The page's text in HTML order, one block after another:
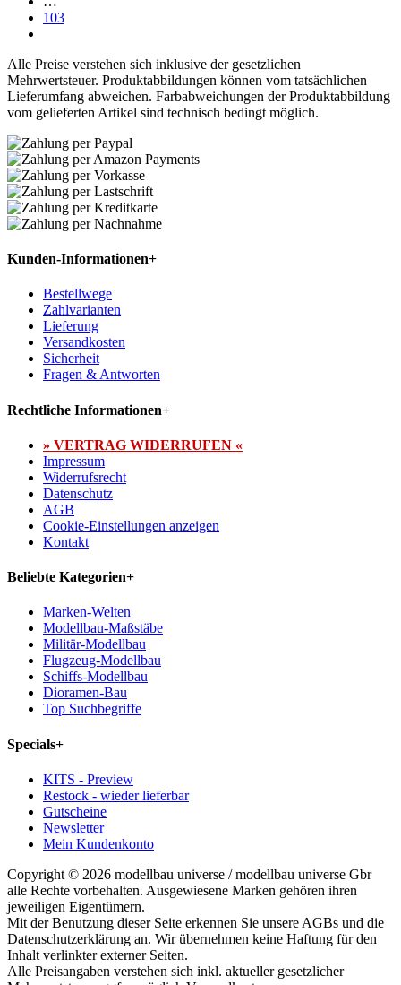
103
Alle Preise verstehen sich inklusive der gesetzlichen
Mehrwertsteuer. Produktabbildungen können vom tatsächlichen
Lieferumfang abweichen. Farbabweichungen der Produktabbildung
vom gelieferten Artikel sind technisch bedingt möglich.
Kunden-Informationen+
Bestellwege
Zahlvarianten
Lieferung
Versandkosten
Sicherheit
Fragen & Antworten
Rechtliche Informationen+
» VERTRAG WIDERRUFEN «
Impressum
Widerrufsrecht
Datenschutz
AGB
Cookie-Einstellungen anzeigen
Kontakt
Beliebte Kategorien+
Marken-Welten
Modellbau-Maßstäbe
Militär-Modellbau
Flugzeug-Modellbau
Schiffs-Modellbau
Dioramen-Bau
Top Suchbegriffe
Specials+
KITS - Preview
Restock - wieder lieferbar
Gutscheine
Newsletter
Mein Kundenkonto
Copyright © 2026 modellbau universe / modellbau universe Gbr
alle Rechte vorbehalten. Ausgewiesene Marken gehören ihren
jeweiligen Eigentümern.
Mit der Benutzung dieser Seite erkennen Sie unsere AGBs und die
Datenschutzerklärung an. Wir übernehmen keine Haftung für den
Inhalt verlinkter externer Seiten.
Alle Preisangaben verstehen sich inkl. aktueller gesetzlicher